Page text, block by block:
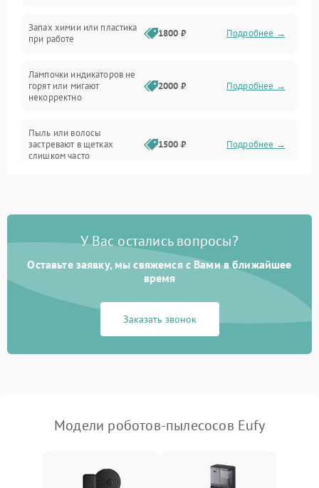
Батарея
Программные сбои
Запах химии или пластика
при работе
1800 ₽ Подробнее →
Лампочки индикаторов не
горят или мигают
некорректно
2000 ₽ Подробнее →
Пыль или волосы
застревают в щетках
слишком часто
1500 ₽ Подробнее →
У Вас остались вопросы?
Оставьте заявку, мы свяжемся с Вами в ближайшее
время
Заказать звонок
Модели роботов-пылесосов Eufy